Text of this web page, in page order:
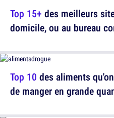
Top 15+ des meilleurs
domicile, ou au bureau
Top 10 des aliments
de manger en grande